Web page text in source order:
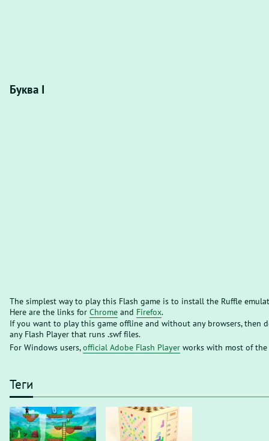
Буква I
The simplest way to play this Flash game is to install the Ruffle
Here are the links for Chrome and Firefox.
If you want to play this game offline and without any browsers, then
any Flash Player that runs .swf files.
For Windows users,official Adobe Flash Player works with most of the
Теги